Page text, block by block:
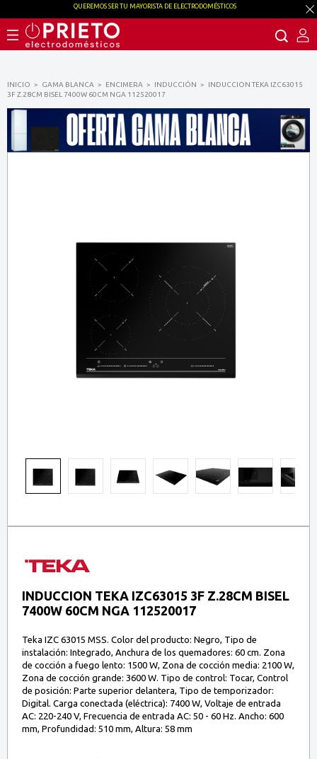
INICIO GAMA BLANCA ENCIMERA INDUCCIÓN
INDUCCION TEKA IZC63015
3F Z.28CM BISEL 7400W 60CM NGA 112520017
INDUCCION TEKA IZC63015 3F Z.28CM BISEL
7400W 60CM NGA 112520017
Teka IZC 63015 MSS. Color del producto: Negro, Tipo de
instalación: Integrado, Anchura de los quemadores: 60 cm. Zona
de cocción a fuego lento: 1500 W, Zona de cocción media: 2100 W,
Zona de cocción grande: 3600 W. Tipo de control: Tocar, Control
de posición: Parte superior delantera, Tipo de temporizador:
Digital. Carga conectada (eléctrica): 7400 W, Voltaje de entrada
AC: 220-240 V, Frecuencia de entrada AC: 50 - 60 Hz. Ancho: 600
mm, Profundidad: 510 mm, Altura: 58 mm
QUEREMOS SER TU MAYORISTA DE ELECTRODOMÉSTICOS